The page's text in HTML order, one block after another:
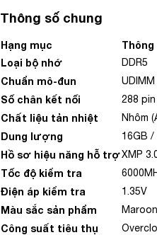
Thông số chung
Hạng mục
Thông
Loại bộ nhớ
DDR5
Chuẩn mô-đun UDIMM
Số chân kết nối 288 pin
Chất liệu tản nhiệt Nhôm
Dung lượng 16GB /
Hồ sơ hiệu năng hỗ trợXMP
Tốc độ kiểm tra
Điện áp kiểm tra 1.35V
Màu sắc sản phẩm
Công suất tiêu thụ